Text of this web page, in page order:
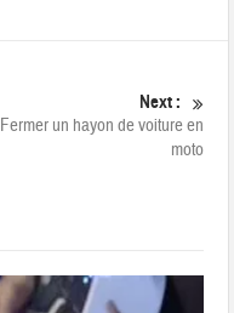
Next :
Fermer un hayon de voiture en
moto